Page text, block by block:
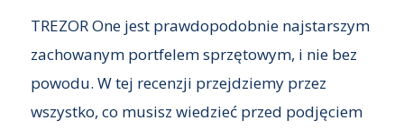
TREZOR One jest prawdopodobnie najstarszym
zachowanym portfelem sprzętowym, i nie bez
powodu. W tej recenzji przejdziemy przez
wszystko, co musisz wiedzieć przed podjęciem